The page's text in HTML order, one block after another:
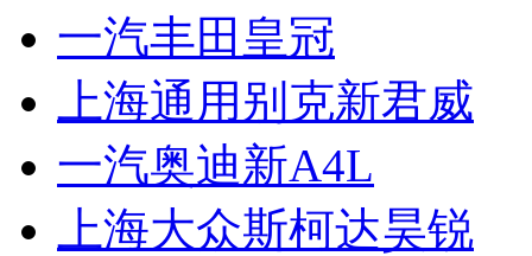
一汽丰田皇冠
上海通用别克新君威
一汽奥迪新A4L
上海大众斯柯达昊锐